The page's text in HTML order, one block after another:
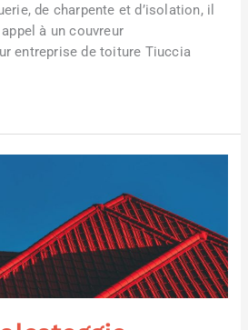
de charpente et d’isolation, il
à un couvreur
entreprise de toiture Tiuccia